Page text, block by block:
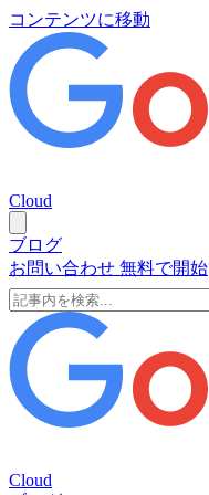
コンテンツに移動
Cloud
ブログ
お問い合わせ 無料で開始
Cloud